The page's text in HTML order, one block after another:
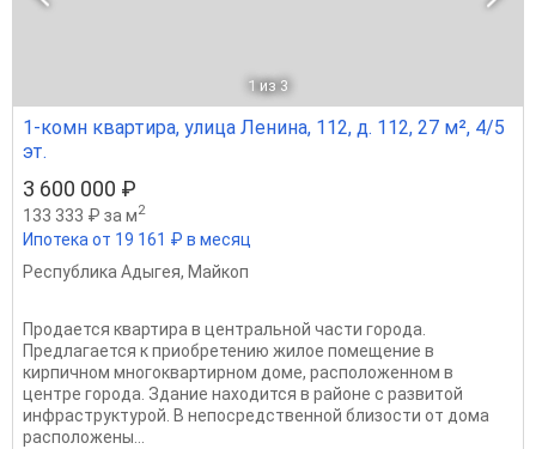
1 из 3
1-комн квартира, улица Ленина, 112, д. 112, 27 м², 4/5
эт.
3 600 000 ₽
133 333 ₽ за м2
Ипотека от 19 161 ₽ в месяц
Республика Адыгея, Майкоп
Продается квартира в центральной части города.
Предлагается к приобретению жилое помещение в
кирпичном многоквартирном доме, расположенном в
центре города. Здание находится в районе с развитой
инфраструктурой. В непосредственной близости от дома
расположены...